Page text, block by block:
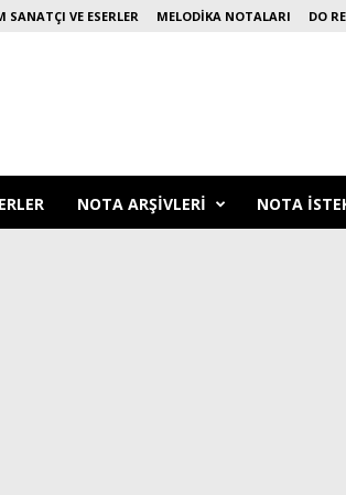
SANATÇI VE ESERLER MELODIKA NOTALARI DO
NOTA ARŞIVLERI NOTA